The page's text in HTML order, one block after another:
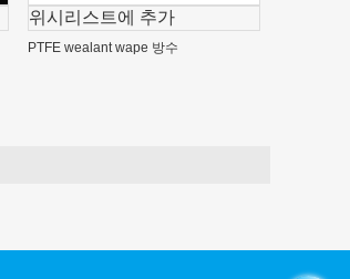
위시리스트에 추가
PTFE wealant wape 방수